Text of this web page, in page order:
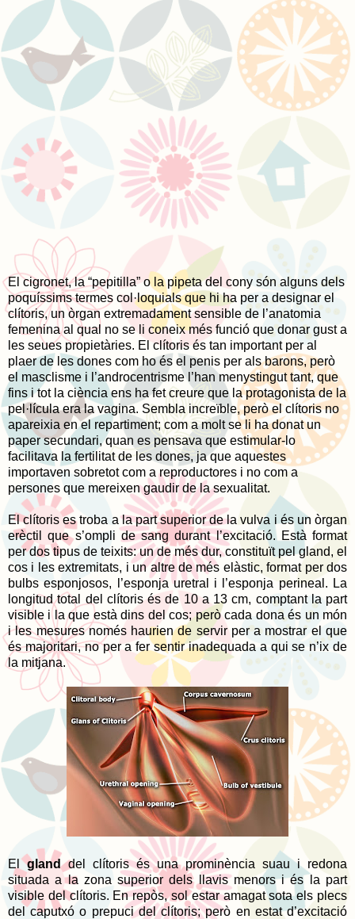
El cigronet, la “pepitilla” o la pipeta del cony són alguns dels
poquíssims termes col·loquials que hi ha per a designar el
clítoris, un òrgan extremadament sensible de l’anatomia
femenina al qual no se li coneix més funció que donar gust a
les seues propietàries. El clítoris és tan important per al
plaer de les dones com ho és el penis per als barons, però
el masclisme i l’androcentrisme l’han menystingut tant, que
fins i tot la ciència ens ha fet creure que la protagonista de la
pel·lícula era la vagina. Sembla increïble, però el clítoris no
apareixia en el repartiment; com a molt se li ha donat un
paper secundari, quan es pensava que estimular-lo
facilitava la fertilitat de les dones, ja que aquestes
importaven sobretot com a reproductores i no com a
persones que mereixen gaudir de la sexualitat.
El clítoris es troba a la part superior de la vulva i és un òrgan
erèctil que s’ompli de sang durant l’excitació. Està format
per dos tipus de teixits: un de més dur, constituït pel gland, el
cos i les extremitats, i un altre de més elàstic, format per dos
bulbs esponjosos, l’esponja uretral i l’esponja perineal. La
longitud total del clítoris és de 10 a 13 cm, comptant la part
visible i la que està dins del cos; però cada dona és un món
i les mesures només haurien de servir per a mostrar el que
és majoritari, no per a fer sentir inadequada a qui se n’ix de
la mitjana.
Elglanddel clítoris és una prominència suau i redona
situada a la zona superior dels llavis menors i és la part
visible del clítoris. En repòs, sol estar amagat sota els plecs
del caputxó o prepuci del clítoris; però en estat d’excitació